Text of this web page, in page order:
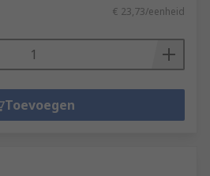
€ 23,73/eenheid
Toevoegen